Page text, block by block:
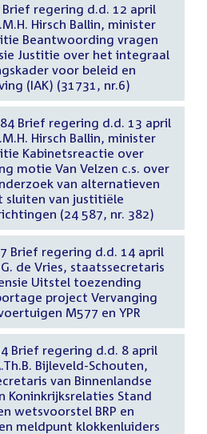
Brief regering d.d. 12 april
Hirsch Ballin, minister
Beantwoording vragen
Justitie over het integraal
voor beleid en
(IAK) (31731, nr.6)
Brief regering d.d. 13 april
Hirsch Ballin, minister
Kabinetsreactie over
motie Van Velzen c.s. over
van alternatieven
sluiten van justitiële
(24 587, nr. 382)
Brief regering d.d. 14 april
de Vries, staatssecretaris
Uitstel toezending
project Vervanging
M577 en YPR
Brief regering d.d. 8 april
Bijleveld-Schouten,
van Binnenlandse
Koninkrijksrelaties Stand
wetsvoorstel BRP en
meldpunt klokkenluiders